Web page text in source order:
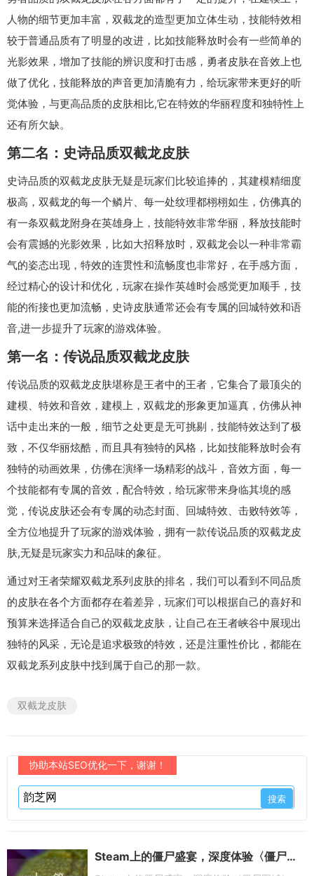
人物的细节更加丰富，双截龙的造型更加立体生动，技能特效相
较于普通品质有了明显的改进，比如技能释放时会有一些简单的
光影效果，增加了技能的辨识度和打击感，勇者皮肤在音效上也
做了优化，技能释放的声音更加清脆有力，给玩家带来更好的听
觉体验，与更高品质的皮肤相比,它在特效的华丽程度和独特性上
还有所欠缺。
第二名：史诗品质双截龙皮肤
史诗品质的双截龙皮肤无疑是玩家们比较追捧的，其建模精细度
极高，双截龙的每一个鳞片、每一处纹理都栩栩如生，仿佛真的
有一条双截龙附身在英雄身上，技能特效非常华丽，释放技能时
会有震撼的光影效果，比如大招释放时，双截龙会以一种非常霸
气的姿态出现，特效的连贯性和流畅度也非常好，在手感方面，
经过精心的设计和优化，玩家在操作英雄时会感觉更加顺手，技
能的衔接也更加流畅，史诗皮肤通常还会有专属的回城特效和语
音,进一步提升了玩家的游戏体验。
第一名：传说品质双截龙皮肤
传说品质的双截龙皮肤堪称是王者中的王者，它集合了最顶尖的
建模、特效和音效，建模上，双截龙的形象更加逼真，仿佛从神
话中走出来的一般，细节之处更是无可挑剔，技能特效达到了极
致，不仅华丽炫酷，而且具有独特的风格，比如技能释放时会有
独特的动画效果，仿佛在演绎一场精彩的战斗，音效方面，每一
个技能都有专属的音效，配合特效，给玩家带来身临其境的感
觉，传说皮肤还会有专属的动态封面、回城特效、击败特效等，
全方位地提升了玩家的游戏体验，拥有一款传说品质的双截龙皮
肤,无疑是玩家实力和品味的象征。
通过对王者荣耀双截龙系列皮肤的排名，我们可以看到不同品质
的皮肤在各个方面都存在着差异，玩家们可以根据自己的喜好和
预算来选择适合自己的双截龙皮肤，让自己在王者峡谷中展现出
独特的风采，无论是追求极致的特效，还是注重性价比，都能在
双截龙系列皮肤中找到属于自己的那一款。
双截龙皮肤
协助本站SEO优化一下，谢谢！
Steam上的僵尸盛宴，深度体验〈僵尸围城〉